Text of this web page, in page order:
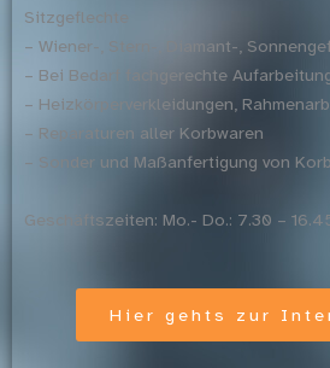
Sitzgeflechte
– Wiener-, Stern-, Diamant-,
– Bei Bedarf fachgerechte
– Heizkörperverkleidungen,
– Reparaturen aller Korbwaren
– Sonder und Maßanfertigung von
Geschäftszeiten: Mo.- Do.: 7.30 –
Hier gehts zur